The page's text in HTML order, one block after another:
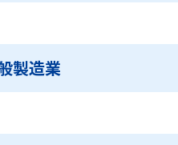
製造業